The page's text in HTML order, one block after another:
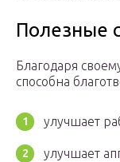
Полезные
Благодаря
способна
улучшает
улучшает